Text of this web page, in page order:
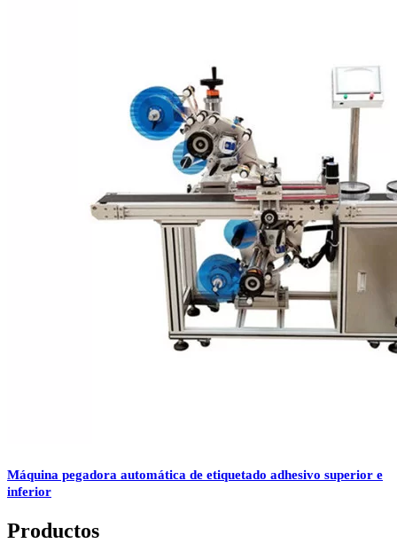
Máquina pegadora automática de etiquetado adhesivo superior e
inferior
Productos